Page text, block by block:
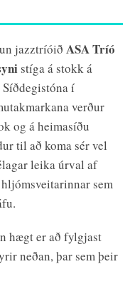
jazztríóið ASA Tríó
stíga á stokk á
í
verður
og á heimasíðu
til að koma sér vel
leika úrval af
sem
hægt er að fylgjast
neðan, þar sem þeir